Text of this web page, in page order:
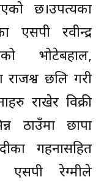
छ।उपत्यका
एसपी रवीन्द्र
भोटेबहाल,
राजश्व छलि गरी
राखेर विक्री
ठाउँमा छापा
गहनासहित
एसपी रेग्मीले